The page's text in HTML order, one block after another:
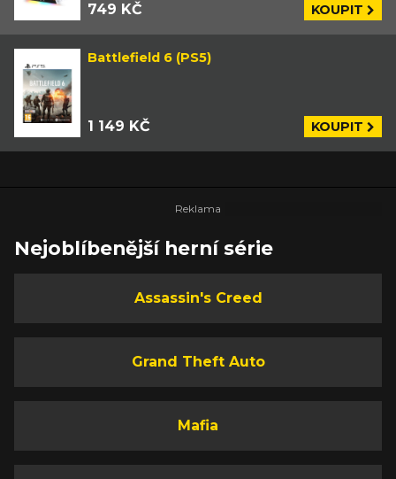
749 KČ KOUPIT
Battlefield 6 (PS5)
1 149 KČ KOUPIT
Nejoblíbenější herní série
Assassin's Creed
Grand Theft Auto
Mafia